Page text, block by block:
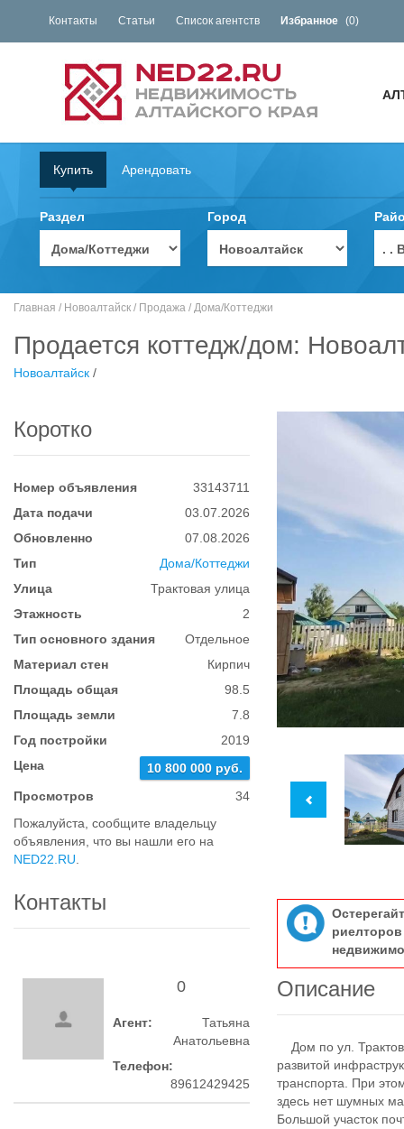
Контакты Статьи Список агентств Избранное (0)
Купить Арендовать
Раздел Город
. .
Главная / Новоалтайск / Продажа / Дома/Коттеджи
Продается коттедж/дом:
Новоалтайск /
Коротко
Номер объявления
33143711
Дата подачи
03.07.2026
Обновленно
07.08.2026
Тип
Дома/Коттеджи
Улица
Трактовая улица
Этажность
2
Тип основного здания
Отдельное
Материал стен
Кирпич
Площадь общая
98.5
Площадь земли
7.8
Год постройки
2019
Цена
10 800 000 руб.
Просмотров
34
Пожалуйста, сообщите владельцу
объявления, что вы нашли его на
NED22.RU
Контакты
0
Агент:
Татьяна
Анатольевна
Телефон:
89612429425
Описание
Дом по ул.
развитой
транспорта. При
здесь нет шумных
Большой участок